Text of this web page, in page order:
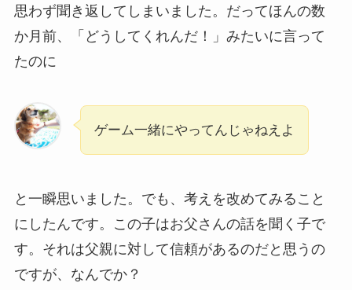
思わず聞き返してしまいました。だってほんの数
か月前、「どうしてくれんだ！」みたいに言って
たのに
ゲーム一緒にやってんじゃねえよ
と一瞬思いました。でも、考えを改めてみること
にしたんです。この子はお父さんの話を聞く子で
す。それは父親に対して信頼があるのだと思うの
ですが、なんでか？